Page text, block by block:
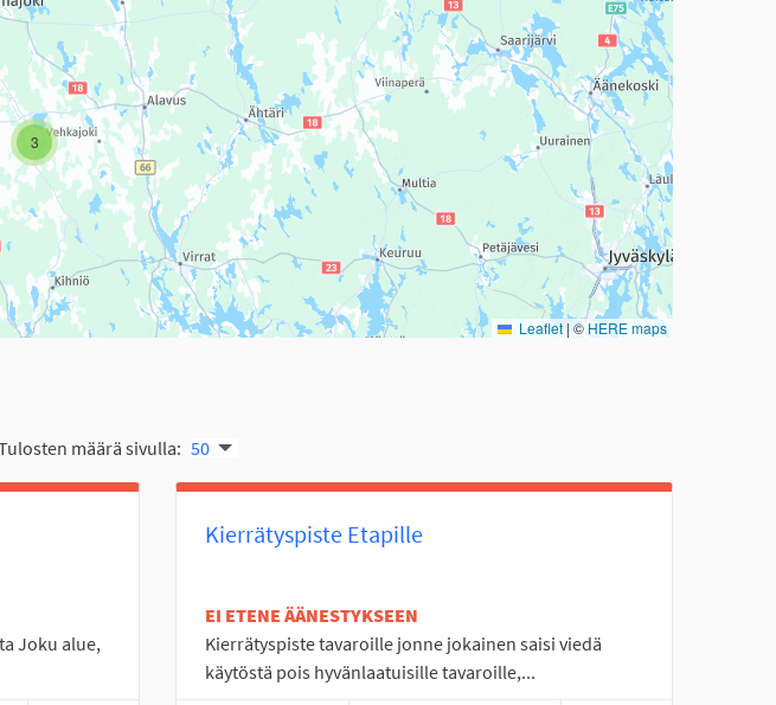
3
Leaflet | ©HERE maps
määrä sivulla: 50
Joku alue,
Kierrätyspiste Etapille
EI ETENE ÄÄNESTYKSEEN
Kierrätyspiste tavaroille jonne jokainen saisi viedä
käytöstä pois hyvänlaatuisille tavaroille,...